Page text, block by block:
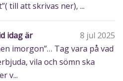
till att skrivas ner), ...
idag är
8 jul 2025
imorgon”… Tag vara på vad
vila och sömn ska
v...